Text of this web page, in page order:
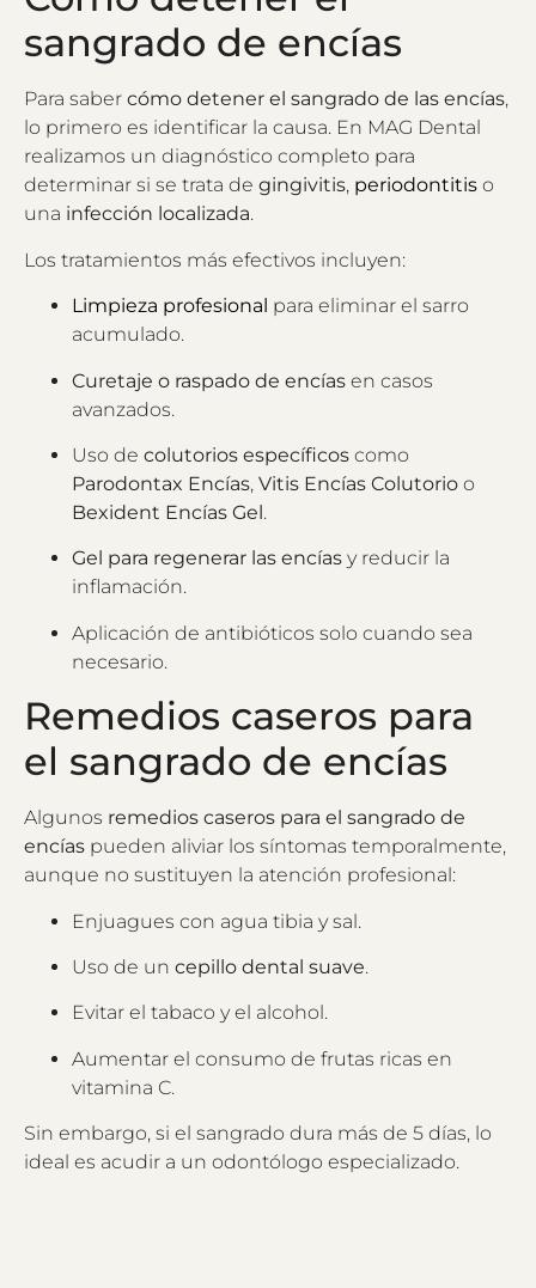
sangrado de encías
Para saber cómo detener el sangrado de las encías,
lo primero es identificar la causa. En MAG Dental
realizamos un diagnóstico completo para
determinar si se trata de gingivitis, periodontitis o
una infección localizada.
Los tratamientos más efectivos incluyen:
Limpieza profesional para eliminar el sarro
acumulado.
Curetaje o raspado de encías en casos
avanzados.
Uso de colutorios específicos como
Parodontax Encías, Vitis Encías Colutorio o
Bexident Encías Gel.
Gel para regenerar las encías y reducir la
inflamación.
Aplicación de antibióticos solo cuando sea
necesario.
Remedios caseros para
el sangrado de encías
Algunos remedios caseros para el sangrado de
encías pueden aliviar los síntomas temporalmente,
aunque no sustituyen la atención profesional:
Enjuagues con agua tibia y sal.
Uso de un cepillo dental suave.
Evitar el tabaco y el alcohol.
Aumentar el consumo de frutas ricas en
vitamina C.
Sin embargo, si el sangrado dura más de 5 días, lo
ideal es acudir a un odontólogo especializado.